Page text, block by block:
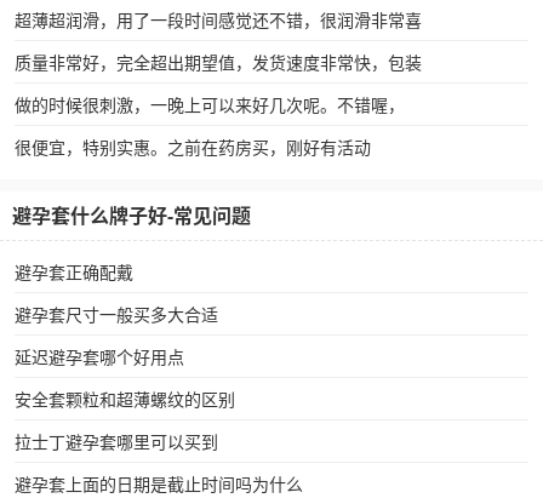
超薄超润滑，用了一段时间感觉还不错，很润滑非常喜
质量非常好，完全超出期望值，发货速度非常快，包装
做的时候很刺激，一晚上可以来好几次呢。不错喔，
很便宜，特别实惠。之前在药房买，刚好有活动
避孕套什么牌子好-常见问题
避孕套正确配戴
避孕套尺寸一般买多大合适
延迟避孕套哪个好用点
安全套颗粒和超薄螺纹的区别
拉士丁避孕套哪里可以买到
避孕套上面的日期是截止时间吗为什么